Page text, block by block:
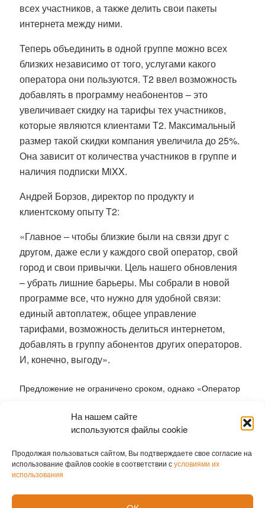
На нашем сайте
используются файлы cookie
Продолжая пользоваться сайтом, Вы подтверждаете свое согласие на
использование файлов cookie в соответствии сусловиями их
использования
всех участников, а также делить свои пакеты
интернета между ними.
Теперь объединить в одной группе можно всех
близких независимо от того, услугами какого
оператора они пользуются. Т2 ввел возможность
добавлять в программу неабонентов – это
увеличивает скидку на тарифы тех участников,
которые являются клиентами Т2. Максимальный
размер такой скидки компания увеличила до 25%.
Она зависит от количества участников в группе и
наличия подписки MiXX.
Андрей Борзов, директор по продукту и
клиентскому опыту T2:
«Главное – чтобы близкие были на связи друг с
другом, даже если у каждого свой оператор, свой
город и свои привычки. Цель нашего обновления
– убрать лишние барьеры. Мы собрали в новой
программе все, что нужно для удобной связи:
единый автоплатеж, общее управление
тарифами, возможность делиться интернетом,
добавлять в группу абонентов других операторов.
И, конечно, выгоду».
Предложение не ограничено сроком, однако «Оператор
Программы и/или настоящие Правила на свое
усмотрение, а также прекратить досрочно или временно
приостановить проведение Программы с указанием
информации на сайтеhttps://t2.ru»
Полная информация – наhttps://cometogether.t2.ru